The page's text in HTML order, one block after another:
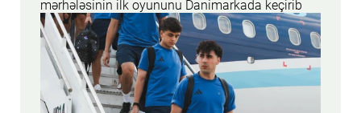
mərhələsinin ilk oyununu Danimarkada keçirib